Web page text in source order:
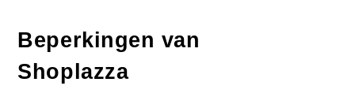
Beperkingen van
Shoplazza